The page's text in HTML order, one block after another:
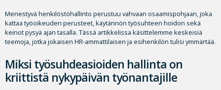
Menestyvä henkilöstöhallinto perustuu vahvaan osaamispohjaan, joka
kattaa työoikeuden perusteet, käytännön työsuhteen hoidon sekä
keinot pysyä ajan tasalla. Tässä artikkelissa käsittelemme keskeisiä
teemoja, jotka jokaisen HR-ammattilaisen ja esihenkilön tulisi ymmärtää.
Miksi työsuhdeasioiden hallinta on
kriittistä nykypäivän työnantajille